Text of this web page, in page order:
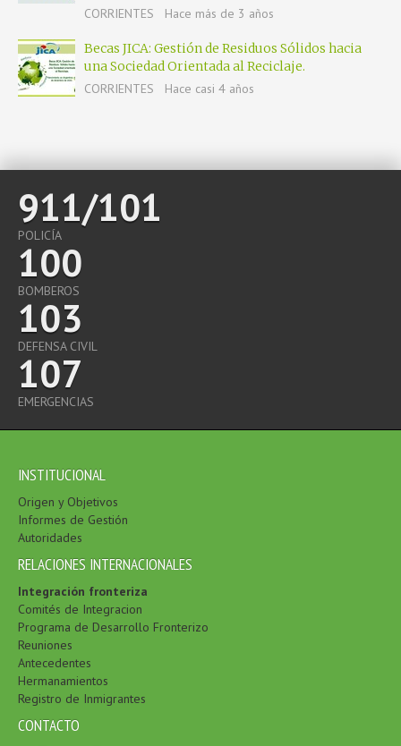
CORRIENTES
Hace más de 3 años
Becas JICA: Gestión de Residuos Sólidos hacia
una Sociedad Orientada al Reciclaje.
CORRIENTES
Hace casi 4 años
911/101
POLICÍA
100
BOMBEROS
103
DEFENSA CIVIL
107
EMERGENCIAS
INSTITUCIONAL
Origen y Objetivos
Informes de Gestión
Autoridades
RELACIONES INTERNACIONALES
Integración fronteriza
Comités de Integracion
Programa de Desarrollo Fronterizo
Reuniones
Antecedentes
Hermanamientos
Registro de Inmigrantes
CONTACTO